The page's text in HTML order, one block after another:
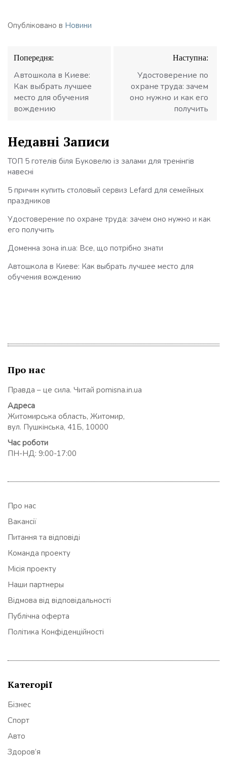
Опубліковано в Новини
Навігація
записів
Попередня:
Автошкола в Киеве:
Как выбрать лучшее
место для обучения
вождению
Наступна:
Удостоверение по
охране труда: зачем
оно нужно и как его
получить
Недавні Записи
ТОП 5 готелів біля Буковелю із залами для тренінгів
навесні
5 причин купить столовый сервиз Lefard для семейных
праздников
Удостоверение по охране труда: зачем оно нужно и как
его получить
Доменна зона in.ua: Все, що потрібно знати
Автошкола в Киеве: Как выбрать лучшее место для
обучения вождению
Про нас
Правда – це сила. Читай pomisna.in.ua
Адреса
Житомирська область, Житомир,
вул. Пушкінська, 41Б, 10000
Час роботи
ПН-НД: 9:00-17:00
Про нас
Вакансії
Питання та відповіді
Команда проекту
Місія проекту
Наши партнеры
Відмова від відповідальності
Публічна оферта
Політика Конфіденційності
Категорії
Бізнес
Спорт
Авто
Здоров’я